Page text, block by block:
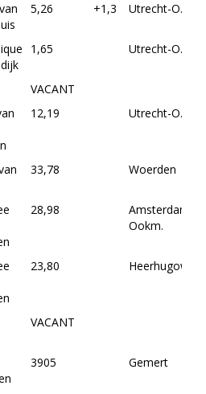
5,26 +1,3 Utrecht-O.
1,65 Utrecht-O.
VACANT
12,19 Utrecht-O.
33,78 Woerden
28,98
Amsterdam-
Ookm.
23,80
VACANT
3905 Gemert